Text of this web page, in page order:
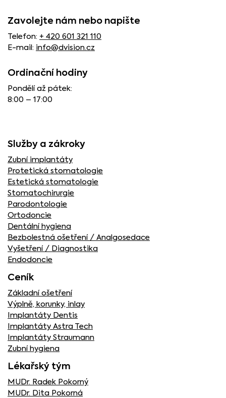
Zavolejte nám nebo napište
Telefon: + 420 601 321 110
E-mail: info@dvision.cz
Ordinační hodiny
Pondělí až pátek:
8:00 – 17:00
Služby a zákroky
Zubní implantáty
Protetická stomatologie
Estetická stomatologie
Stomatochirurgie
Parodontologie
Ortodoncie
Dentální hygiena
Bezbolestná ošetření / Analgosedace
Vyšetření / Diagnostika
Endodoncie
Ceník
Základní ošetření
Výplně, korunky, inlay
Implantáty Dentis
Implantáty Astra Tech
Implantáty Straumann
Zubní hygiena
Lékařský tým
MUDr. Radek Pokorný
MUDr. Dita Pokorná